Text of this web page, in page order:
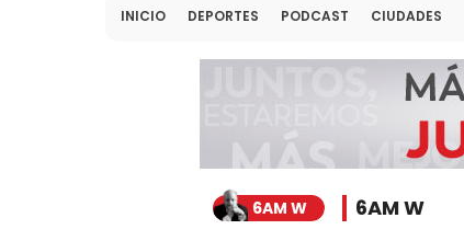
INICIO DEPORTES PODCAST CIUDADES
6AM W 6AM W